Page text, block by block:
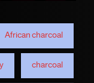
African charcoal
charcoal